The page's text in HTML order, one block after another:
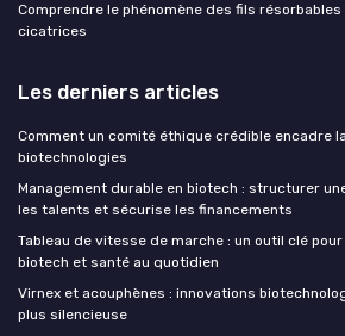
Comprendre le phénomène des fils
cicatrices
Les derniers articles
Comment un comité éthique crédible encadre
biotechnologies
Management durable en biotech : structurer
les talents et sécurise les financements
Tableau de vitesse de marche : un outil clé
biotech et santé au quotidien
Virnex et acouphènes : innovations
plus silencieuse